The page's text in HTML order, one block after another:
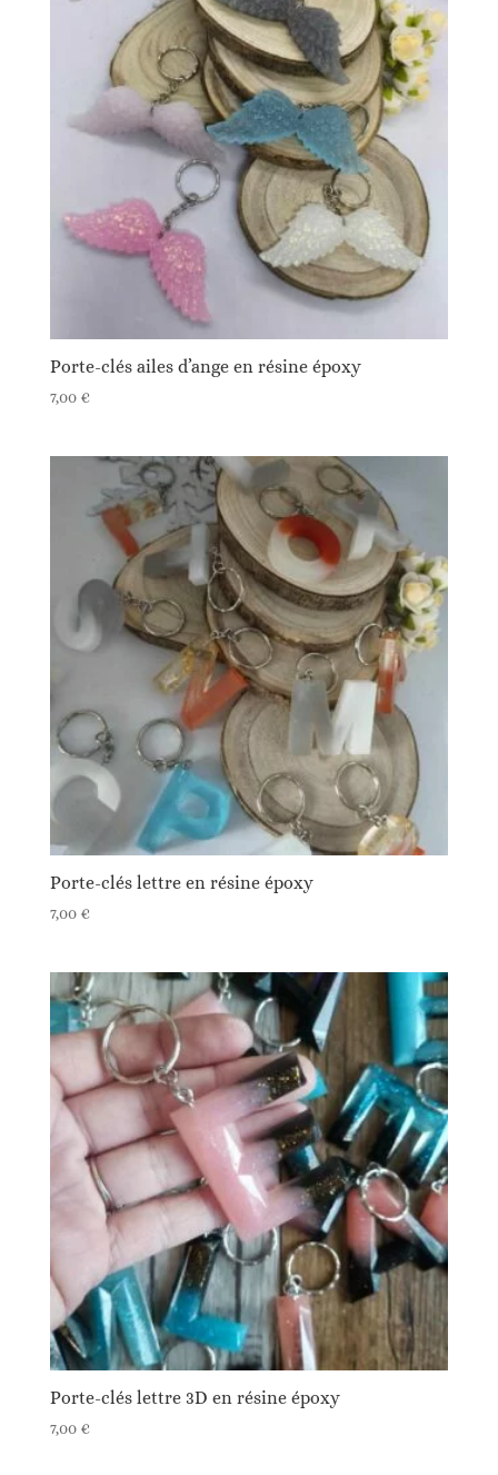
Porte-clés ailes d’ange en résine époxy
7,00 €
Porte-clés lettre en résine époxy
7,00 €
Porte-clés lettre 3D en résine époxy
7,00 €